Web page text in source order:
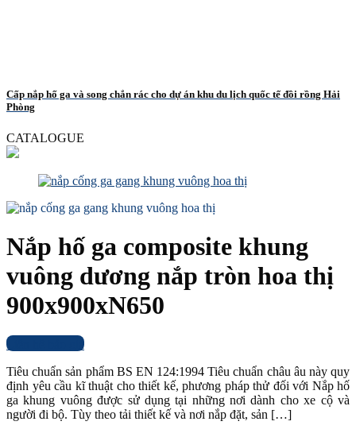
Cấp nắp hố ga và song chắn rác cho dự án khu du lịch quốc tế đồi rồng Hải
Phòng
CATALOGUE
Nắp hố ga composite khung
vuông dương nắp tròn hoa thị
900x900xN650
Liên hệ báo giá
Tiêu chuẩn sản phẩm BS EN 124:1994 Tiêu chuẩn châu âu này quy
định yêu cầu kĩ thuật cho thiết kế, phương pháp thử đối với Nắp hố
ga khung vuông được sử dụng tại những nơi dành cho xe cộ và
người đi bộ. Tùy theo tải thiết kế và nơi nắp đặt, sản […]